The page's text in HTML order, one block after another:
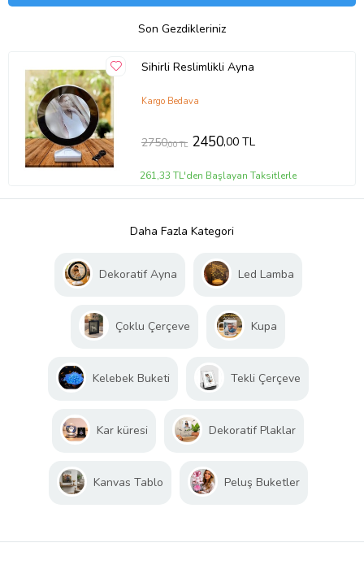
Son Gezdikleriniz
Sihirli Reslimlikli Ayna
Kargo Bedava
2750,00 TL 2450,00 TL
261,33 TL'den Başlayan Taksitlerle
Daha Fazla Kategori
Dekoratif Ayna Led Lamba
Çoklu Çerçeve Kupa
Kelebek Buketi Tekli Çerçeve
Kar küresi Dekoratif Plaklar
Kanvas Tablo Peluş Buketler